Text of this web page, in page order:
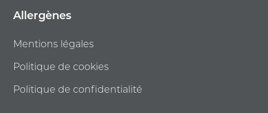
Allergènes
Mentions légales
Politique de cookies
Politique de confidentialité